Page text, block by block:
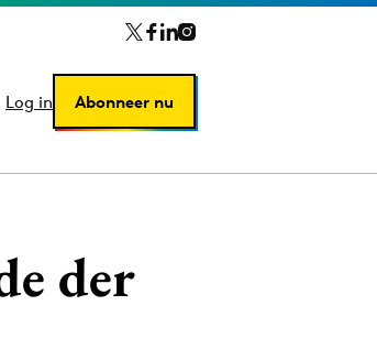
Log in Abonneer nu
Log in Abonneer nu
der